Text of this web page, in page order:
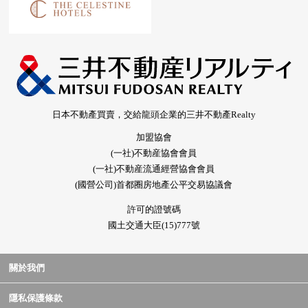
日本不動產買賣，交給龍頭企業的三井不動產Realty
加盟協會
(一社)不動産協會會員
(一社)不動産流通經營協會會員
(國營公司)首都圈房地產公平交易協議會
許可的證號碼
國土交通大臣(15)777號
關於我們
隱私保護條款